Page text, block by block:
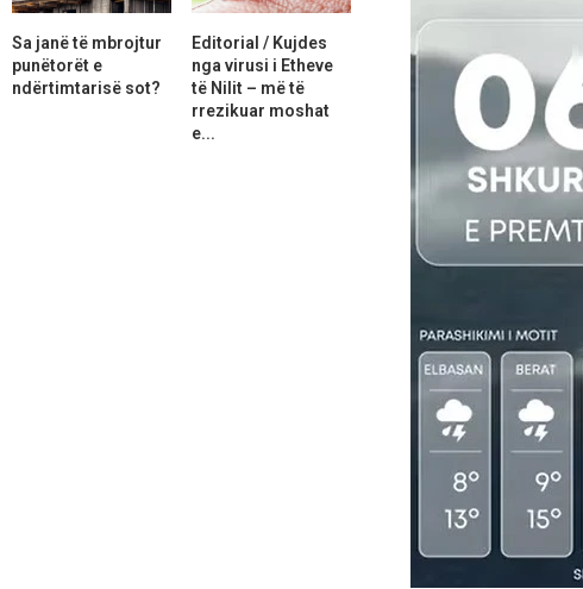
Sa janë të mbrojtur
punëtorët e
ndërtimtarisë sot?
Editorial / Kujdes
nga virusi i Etheve
të Nilit – më të
rrezikuar moshat
e...